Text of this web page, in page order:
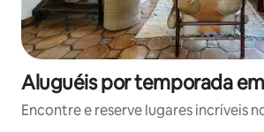
Aluguéis por temporada
Encontre e reserve lugares incríveis